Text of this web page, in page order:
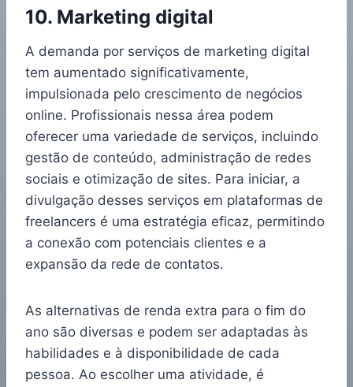
10. Marketing digital
A demanda por serviços de marketing digital
tem aumentado significativamente,
impulsionada pelo crescimento de negócios
online. Profissionais nessa área podem
oferecer uma variedade de serviços, incluindo
gestão de conteúdo, administração de redes
sociais e otimização de sites. Para iniciar, a
divulgação desses serviços em plataformas de
freelancers é uma estratégia eficaz, permitindo
a conexão com potenciais clientes e a
expansão da rede de contatos.
As alternativas de renda extra para o fim do
ano são diversas e podem ser adaptadas às
habilidades e à disponibilidade de cada
pessoa. Ao escolher uma atividade, é